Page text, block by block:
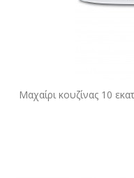
Μαχαίρι κουζίνας 10